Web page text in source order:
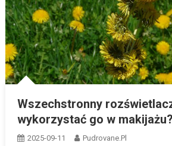
Wszechstronny
wykorzystać go w makijażu?
2025-09-11 Pudrovane.pl